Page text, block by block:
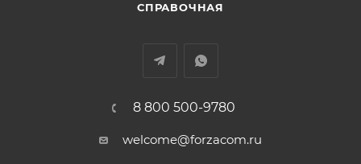
СПРАВОЧНАЯ
8 800 500-9780
welcome@forzacom.ru